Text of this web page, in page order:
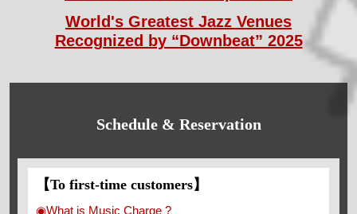
World's Greatest Jazz Venues
Recognized by “Downbeat” 2025
Schedule & Reservation
【To first-time customers】
◉What is Music Charge ?